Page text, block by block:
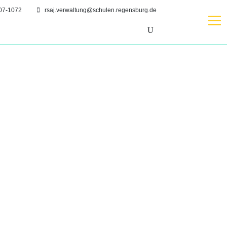
1072 rsaj.verwaltung@schulen.regensburg.de